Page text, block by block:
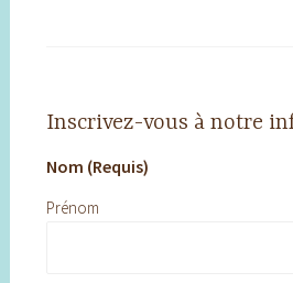
Inscrivez-vous à notre
Nom (Requis)
Prénom